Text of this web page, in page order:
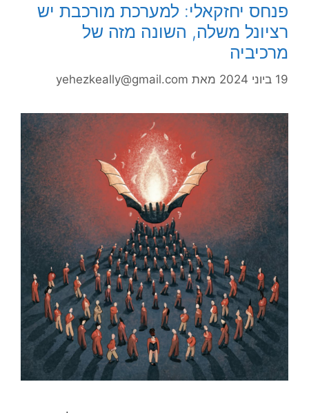
פנחס יחזקאלי: למערכת מורכבת יש
רציונל משלה, השונה מזה של
מרכיביה
19 ביוני 2024 מאת yehezkeally@gmail.com